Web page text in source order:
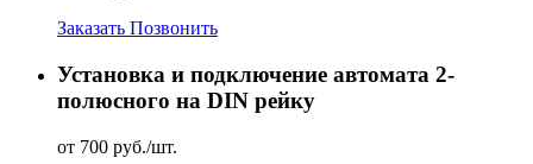
Заказать Позвонить
Установка и подключение автомата 2-
полюсного на DIN рейку
от 700 руб./шт.